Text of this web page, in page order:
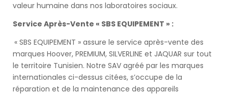
valeur humaine dans nos laboratoires sociaux.
Service Après-Vente « SBS EQUIPEMENT » :
« SBS EQUIPEMENT » assure le service après-vente des
marques Hoover, PREMIUM, SILVERLINE et JAQUAR sur tout
le territoire Tunisien. Notre SAV agréé par les marques
internationales ci-dessus citées, s’occupe de la
réparation et de la maintenance des appareils